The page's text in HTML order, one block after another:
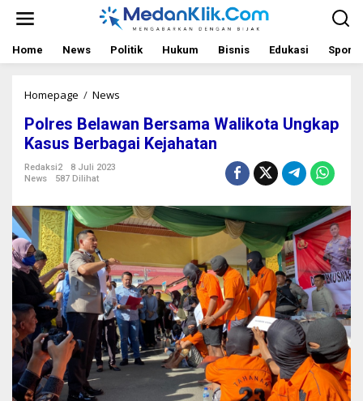
t
Home News Politik Hukum Bisnis Edukasi Sport
Homepage / News
l
r
e
l
a
n
B
e
r
s
a
m
a
Polres Belawan Bersama Walikota Ungkap
Kasus Berbagai Kejahatan
Redaksi2
8 Juli 2023
News
587 Dilihat